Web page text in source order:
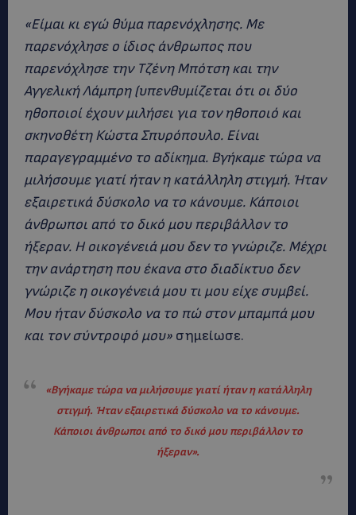
«Είμαι κι εγώ θύμα παρενόχλησης. Με
παρενόχλησε ο ίδιος άνθρωπος που
παρενόχλησε την Τζένη Μπότση και την
Αγγελική Λάμπρη (υπενθυμίζεται ότι οι δύο
ηθοποιοί έχουν μιλήσει για τον ηθοποιό και
σκηνοθέτη Κώστα Σπυρόπουλο. Είναι
παραγεγραμμένο το αδίκημα. Βγήκαμε τώρα να
μιλήσουμε γιατί ήταν η κατάλληλη στιγμή. Ήταν
εξαιρετικά δύσκολο να το κάνουμε. Κάποιοι
άνθρωποι από το δικό μου περιβάλλον το
ήξεραν. Η οικογένειά μου δεν το γνώριζε. Μέχρι
την ανάρτηση που έκανα στο διαδίκτυο δεν
γνώριζε η οικογένειά μου τι μου είχε συμβεί.
Μου ήταν δύσκολο να το πώ στον μπαμπά μου
και τον σύντροφό μου» σημείωσε.
«Βγήκαμε τώρα να μιλήσουμε γιατί ήταν η κατάλληλη
στιγμή. Ήταν εξαιρετικά δύσκολο να το κάνουμε.
Κάποιοι άνθρωποι από το δικό μου περιβάλλον το
ήξεραν».